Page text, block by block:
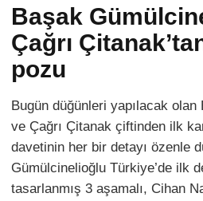
Başak
Çağrı
pozu
Bugün düğünleri yapılacak
ve Çağrı Çitanak çiftinden ilk
davetinin her bir detayı özenle
Gümülcinelioğlu Türkiye’de ilk
tasarlanmış 3 aşamalı, Cihan